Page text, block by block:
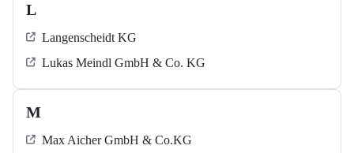
L
Langenscheidt KG
Lukas Meindl GmbH & Co. KG
M
Max Aicher GmbH & Co.KG